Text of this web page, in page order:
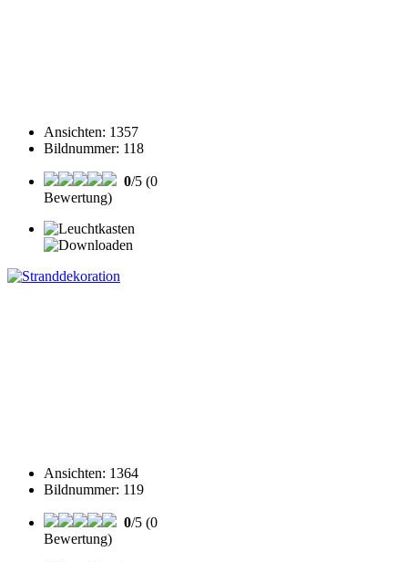
Ansichten: 1357
Bildnummer: 118
0/5 (0
Bewertung)
Ansichten: 1364
Bildnummer: 119
0/5 (0
Bewertung)